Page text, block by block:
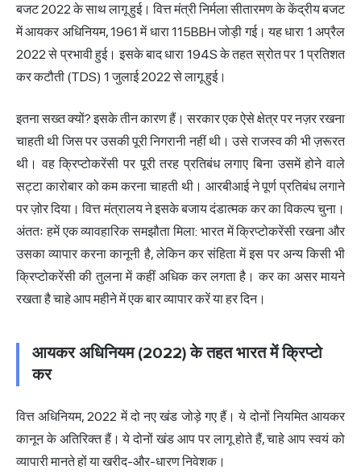
बजट 2022 के साथ लागू हुई। वित्त मंत्री निर्मला सीतारमण के केंद्रीय बजट
में आयकर अधिनियम, 1961 में धारा 115BBH जोड़ी गई। यह धारा 1 अप्रैल
2022 से प्रभावी हुई। इसके बाद धारा 194S के तहत स्रोत पर 1 प्रतिशत
कर कटौती (TDS) 1 जुलाई 2022 से लागू हुई।
इतना सख्त क्यों? इसके तीन कारण हैं। सरकार एक ऐसे क्षेत्र पर नज़र रखना
चाहती थी जिस पर उसकी पूरी निगरानी नहीं थी। उसे राजस्व की भी ज़रूरत
थी। वह क्रिप्टोकरेंसी पर पूरी तरह प्रतिबंध लगाए बिना उसमें होने वाले
सट्टा कारोबार को कम करना चाहती थी। आरबीआई ने पूर्ण प्रतिबंध लगाने
पर ज़ोर दिया। वित्त मंत्रालय ने इसके बजाय दंडात्मक कर का विकल्प चुना।
अंततः हमें एक व्यावहारिक समझौता मिला: भारत में क्रिप्टोकरेंसी रखना और
उसका व्यापार करना कानूनी है, लेकिन कर संहिता में इस पर अन्य किसी भी
क्रिप्टोकरेंसी की तुलना में कहीं अधिक कर लगता है। कर का असर मायने
रखता है चाहे आप महीने में एक बार व्यापार करें या हर दिन।
आयकर अधिनियम (2022) के तहत भारत में क्रिप्टो
कर
वित्त अधिनियम, 2022 में दो नए खंड जोड़े गए हैं। ये दोनों नियमित आयकर
कानून के अतिरिक्त हैं। ये दोनों खंड आप पर लागू होते हैं, चाहे आप स्वयं को
व्यापारी मानते हों या खरीद-और-धारण निवेशक।